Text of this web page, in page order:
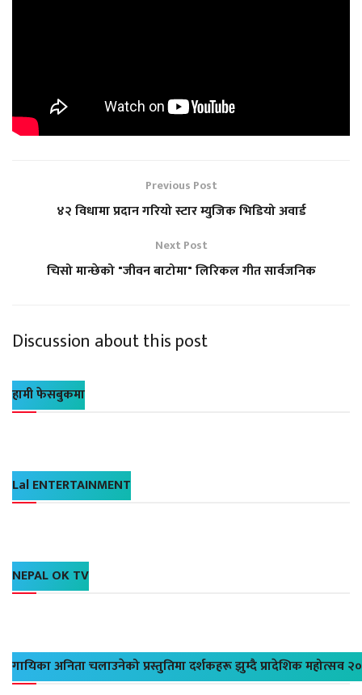
Previous Post
४२ विधामा प्रदान गरियो स्टार म्युजिक भिडियो अवार्ड
Next Post
चिसो मान्छेको "जीवन बाटोमा" लिरिकल गीत सार्वजनिक
Discussion about this post
हामी फेसबुकमा
Lal ENTERTAINMENT
NEPAL OK TV
गायिका अनिता चलाउनेको प्रस्तुतिमा दर्शकहरू झुम्दै प्रादेशिक महोत्सव